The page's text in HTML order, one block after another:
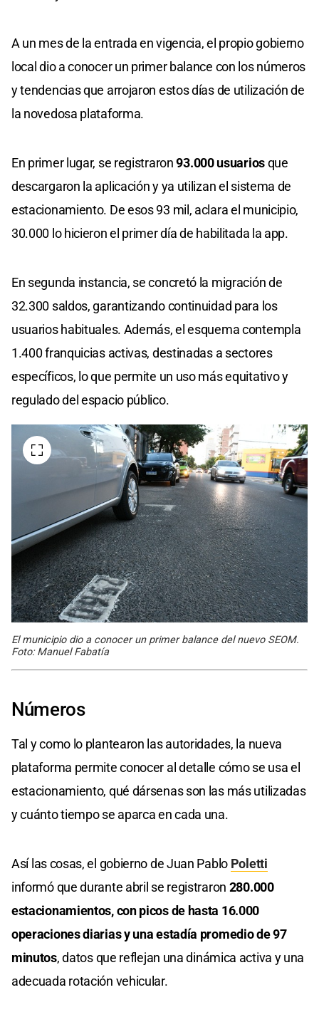
A un mes de la entrada en vigencia, el propio gobierno
local dio a conocer un primer balance con los números
y tendencias que arrojaron estos días de utilización de
la novedosa plataforma.
En primer lugar, se registraron93.000 usuariosque
descargaron la aplicación y ya utilizan el sistema de
estacionamiento. De esos 93 mil, aclara el municipio,
30.000 lo hicieron el primer día de habilitada la app.
En segunda instancia, se concretó la migración de
32.300 saldos, garantizando continuidad para los
usuarios habituales. Además, el esquema contempla
1.400 franquicias activas, destinadas a sectores
específicos, lo que permite un uso más equitativo y
regulado del espacio público.
El municipio dio a conocer un primer balance del nuevo SEOM.
Foto: Manuel Fabatía
Números
Tal y como lo plantearon las autoridades, la nueva
plataforma permite conocer al detalle cómo se usa el
estacionamiento, qué dársenas son las más utilizadas
y cuánto tiempo se aparca en cada una.
Así las cosas, el gobierno de Juan Pablo Poletti
informó que durante abril se registraron 280.000
estacionamientos, con picos de hasta 16.000
operaciones diarias y una estadía promedio de 97
minutos, datos que reflejan una dinámica activa y una
adecuada rotación vehicular.